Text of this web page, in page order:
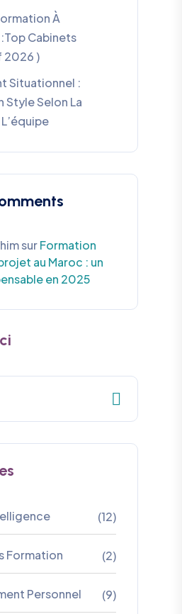
À
Cabinets
2026 )
Situationnel :
Style Selon La
surFormation
au Maroc : un
en 2025
(12)
Formation (2)
Personnel (9)